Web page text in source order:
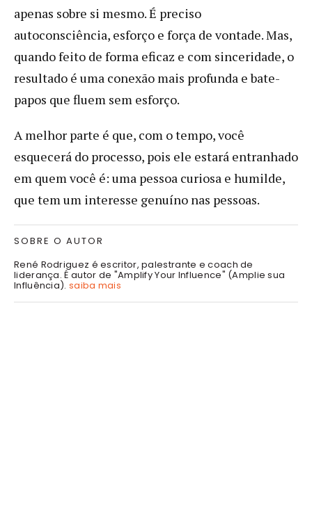
apenas sobre si mesmo. É preciso
autoconsciência, esforço e força de vontade. Mas,
quando feito de forma eficaz e com sinceridade, o
resultado é uma conexão mais profunda e bate-
papos que fluem sem esforço.
A melhor parte é que, com o tempo, você
esquecerá do processo, pois ele estará entranhado
em quem você é: uma pessoa curiosa e humilde,
que tem um interesse genuíno nas pessoas.
SOBRE O AUTOR
René Rodriguez é escritor, palestrante e coach de
liderança. É autor de "Amplify Your Influence" (Amplie sua
Influência). saiba mais